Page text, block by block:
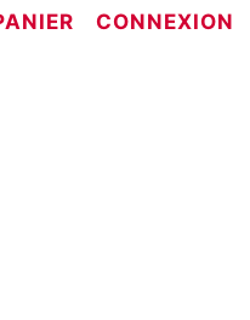
CONNEXION